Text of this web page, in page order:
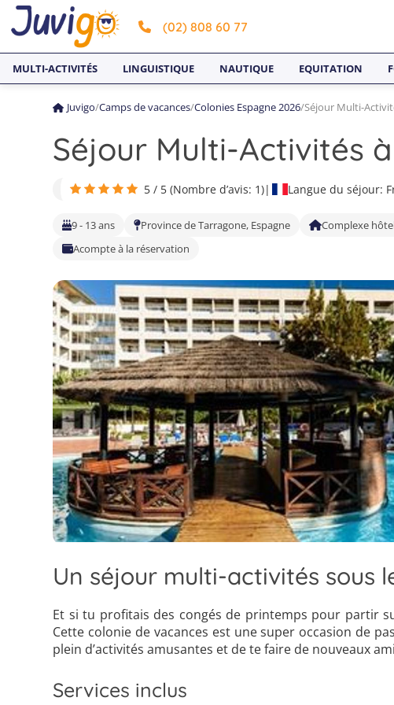
(02) 808 60 77
MULTI-ACTIVITÉS LINGUISTIQUE NAUTIQUE EQUITATION
Juvigo/Camps de vacances/Colonies Espagne 2026/Séjour Multi-
Séjour Multi-Activités
5 / 5 (Nombre d’avis: 1)| Langue du séjour:
9 - 13 ans Province de Tarragone, Espagne Complexe
Acompte à la réservation
Un séjour multi-activités sous
Et si tu profitais des congés de printemps pour partir
Cette colonie de vacances est une super occasion de
plein d’activités amusantes et de te faire de nouveaux
Services inclus